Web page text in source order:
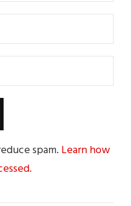
spam. Learn how